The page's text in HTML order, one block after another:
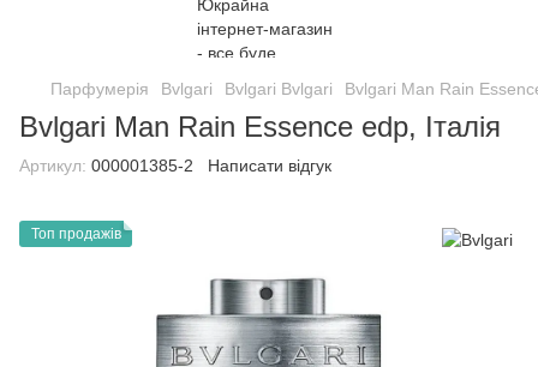
Парфумерія Bvlgari Bvlgari Bvlgari Bvlgari Man Rain
Bvlgari Man Rain Essence edp, Італія
Артикул: 000001385-2 Написати відгук
Топ продажів